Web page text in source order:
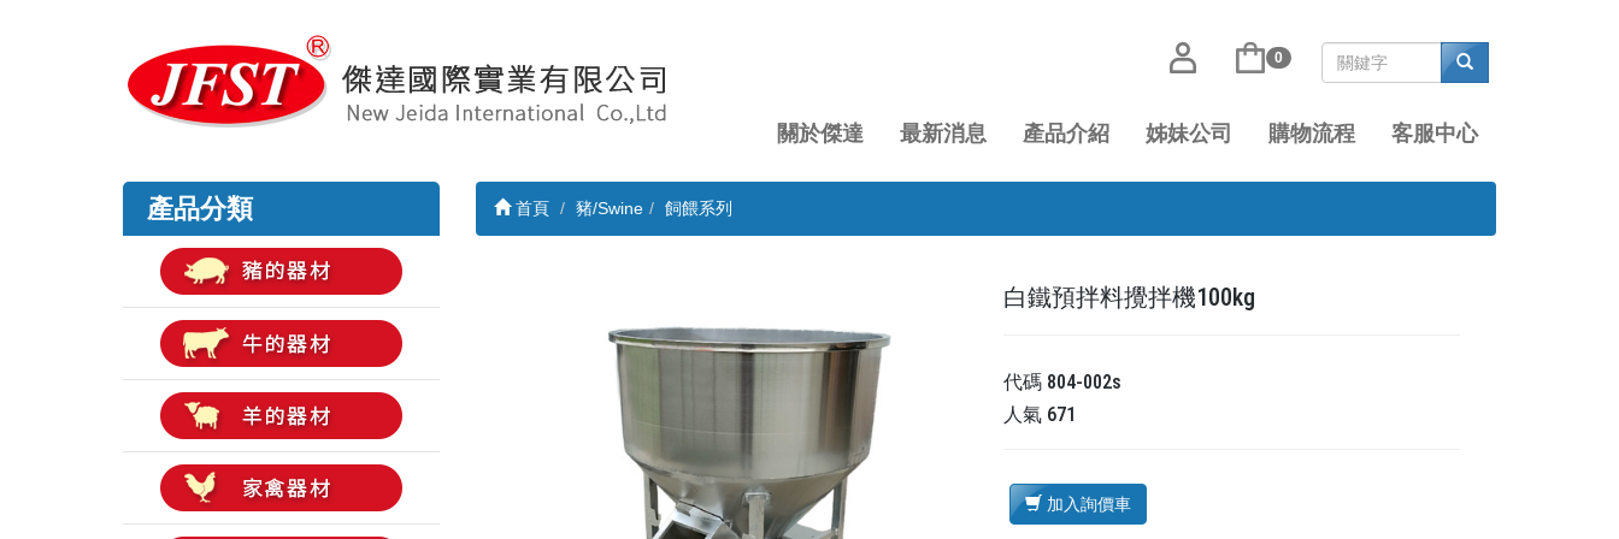
0
關於傑達 最新消息 產品介紹 姊妹公司 購物流程 客服中心
產品分類 首頁 豬/Swine 飼餵系列
白鐵預拌料攪拌機100kg
代碼 804-002s
人氣 671
加入詢價車